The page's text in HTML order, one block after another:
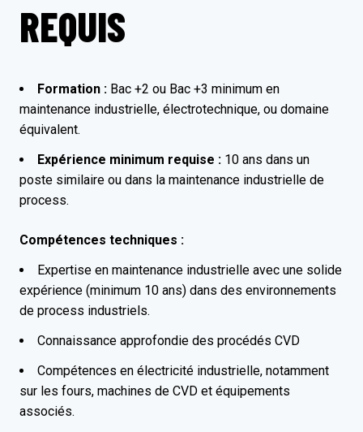
REQUIS
Formation : Bac +2 ou Bac +3 minimum en
maintenance industrielle, électrotechnique, ou domaine
équivalent.
Expérience minimum requise : 10 ans dans un
poste similaire ou dans la maintenance industrielle de
process.
Compétences techniques :
Expertise en maintenance industrielle avec une solide
expérience (minimum 10 ans) dans des environnements
de process industriels.
Connaissance approfondie des procédés CVD
Compétences en électricité industrielle, notamment
sur les fours, machines de CVD et équipements
associés.